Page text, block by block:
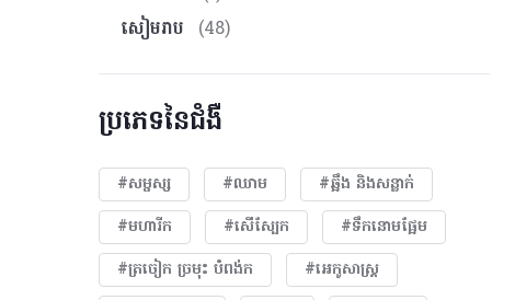
សៀមរាប
(48)
ប្រភេទនៃជំងឺ
#សម្ផស្ស #ឈាម
#ឆ្អឹង និងសន្លាក់
#មហារីក​
#សើស្បែក
#ទឹកនោមផ្អែម
#ត្រចៀក ច្រមុះ បំពង់ក
#អេកូសាស្រ្ត